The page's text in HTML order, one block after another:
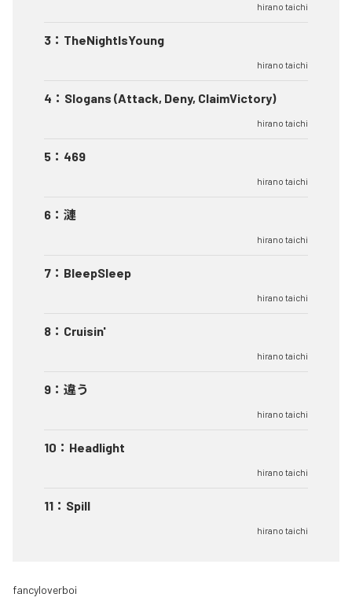
hirano taichi
3 ： TheNightIsYoung
hirano taichi
4 ： Slogans (Attack, Deny, ClaimVictory)
hirano taichi
5 ： 469
hirano taichi
6 ： 漣
hirano taichi
7 ： BleepSleep
hirano taichi
8 ： Cruisin'
hirano taichi
9 ： 違う
hirano taichi
10 ： Headlight
hirano taichi
11 ： Spill
hirano taichi
fancyloverboi